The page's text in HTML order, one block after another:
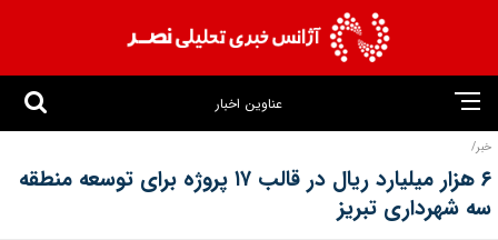
عناوین اخبار
خبر/
۶ هزار میلیارد ریال در قالب ۱۷ پروژه برای توسعه منطقه
سه شهرداری تبریز